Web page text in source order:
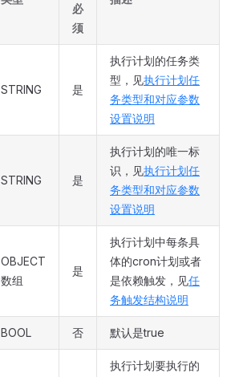
必
须
STRING 是
执行计划的任务类
型，见执行计划任
务类型和对应参数
设置说明
STRING 是
执行计划的唯一标
识，见执行计划任
务类型和对应参数
设置说明
OBJECT
数组
是
执行计划中每条具
体的cron计划或者
是依赖触发，见任
务触发结构说明
BOOL 否 默认是true
执行计划要执行的